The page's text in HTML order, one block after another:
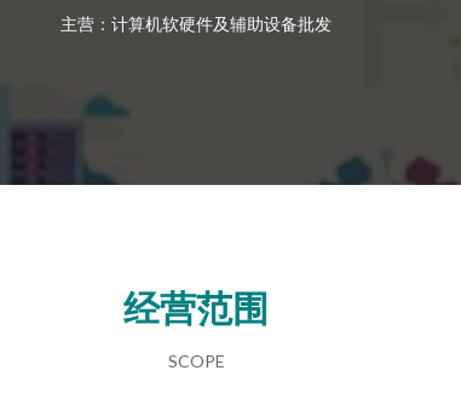
主营：计算机软硬件及辅助设备批发
经营范围
SCOPE